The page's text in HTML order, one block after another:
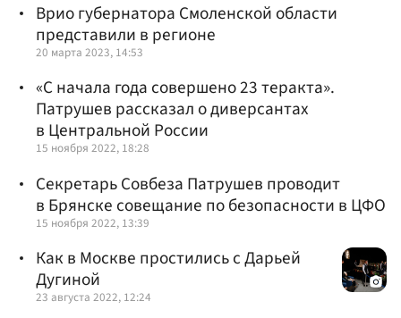
Врио губернатора Смоленской области
представили в регионе
20 марта 2023, 14:53
«С начала года совершено 23 теракта».
Патрушев рассказал о диверсантах
в Центральной России
15 ноября 2022, 18:28
Секретарь Совбеза Патрушев проводит
в Брянске совещание по безопасности в ЦФО
15 ноября 2022, 13:39
Как в Москве простились с Дарьей
Дугиной
23 августа 2022, 12:24